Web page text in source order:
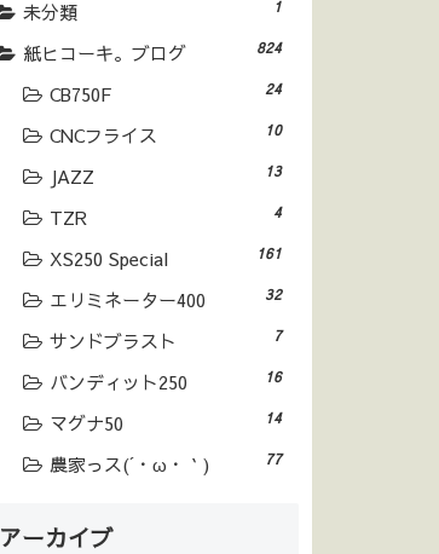
未分類 1
紙ヒコーキ。ブログ 824
CB750F 24
CNCフライス 10
JAZZ 13
TZR 4
XS250 Special 161
エリミネーター400 32
サンドブラスト 7
バンディット250 16
マグナ50 14
農家っス(´・ω・｀) 77
アーカイブ